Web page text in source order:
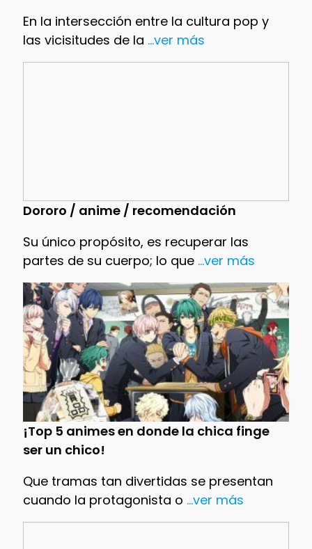
En la intersección entre la cultura pop y
las vicisitudes de la ...ver más
Dororo / anime / recomendación
Su único propósito, es recuperar las
partes de su cuerpo; lo que...ver más
¡Top 5 animes en donde la chica finge
ser un chico!
Que tramas tan divertidas se presentan
cuando la protagonista o ...ver más